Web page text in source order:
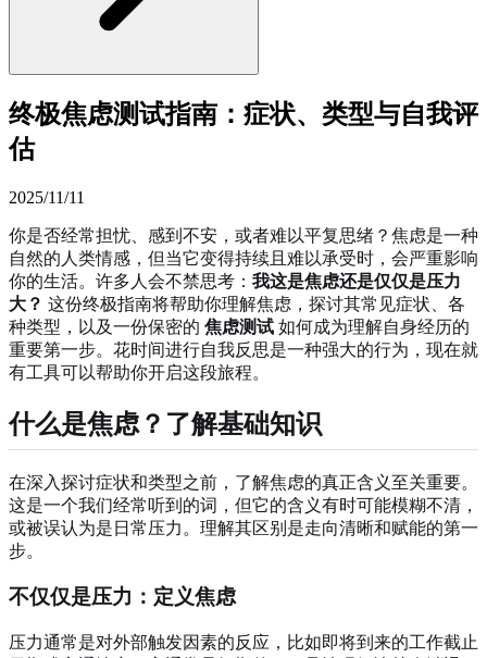
终极焦虑测试指南：症状、类型与自我评
估
2025/11/11
你是否经常担忧、感到不安，或者难以平复思绪？焦虑是一种
自然的人类情感，但当它变得持续且难以承受时，会严重影响
你的生活。许多人会不禁思考： 我这是焦虑还是仅仅是压力
大？ 这份终极指南将帮助你理解焦虑，探讨其常见症状、各
种类型，以及一份保密的 焦虑测试 如何成为理解自身经历的
重要第一步。花时间进行自我反思是一种强大的行为，现在就
有工具可以帮助你开启这段旅程。
什么是焦虑？了解基础知识
在深入探讨症状和类型之前，了解焦虑的真正含义至关重要。
这是一个我们经常听到的词，但它的含义有时可能模糊不清，
或被误认为是日常压力。理解其区别是走向清晰和赋能的第一
步。
不仅仅是压力：定义焦虑
压力通常是对外部触发因素的反应，比如即将到来的工作截止